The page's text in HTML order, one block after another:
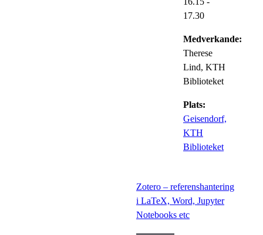
17.30
Medverkande:
Therese
Lind, KTH
Biblioteket
Plats:
Geisendorf,
KTH
Biblioteket
Zotero – referenshantering
i LaTeX, Word, Jupyter
Notebooks etc